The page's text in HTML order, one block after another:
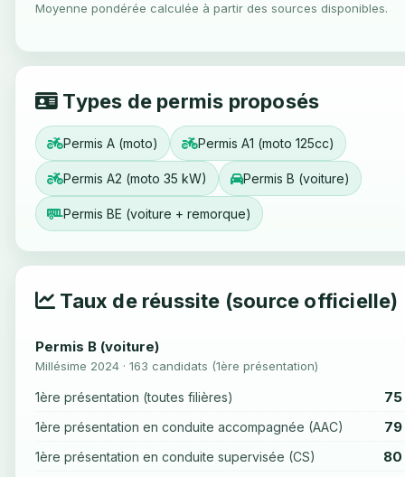
Moyenne pondérée calculée à partir des sources disponibles.
Types de permis proposés
Permis A (moto) Permis A1 (moto 125cc)
Permis A2 (moto 35 kW) Permis B (voiture)
Permis BE (voiture + remorque)
Taux de réussite (source officielle)
Permis B (voiture)
Millésime 2024 · 163 candidats (1ère présentation)
1ère présentation (toutes filières) 75
1ère présentation en conduite accompagnée (AAC) 79
1ère présentation en conduite supervisée (CS) 80